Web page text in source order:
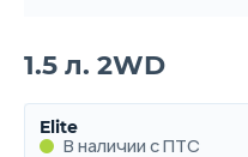
1.5 л. 2WD
Elite
В наличии с ПТС